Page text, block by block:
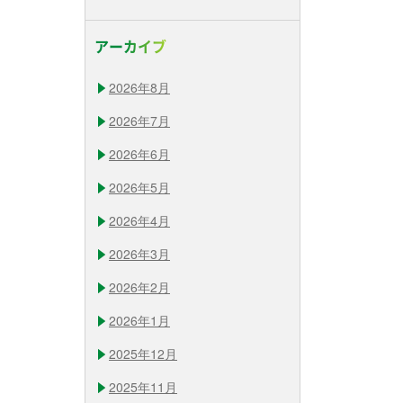
アーカイブ
2026年8月
2026年7月
2026年6月
2026年5月
2026年4月
2026年3月
2026年2月
2026年1月
2025年12月
2025年11月